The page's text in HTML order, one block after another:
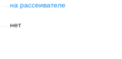
на рассеивателе
нет